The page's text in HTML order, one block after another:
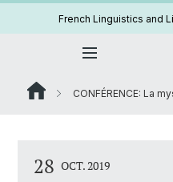
French Linguistics and
CONFÉRENCE: La
28 OCT. 2019